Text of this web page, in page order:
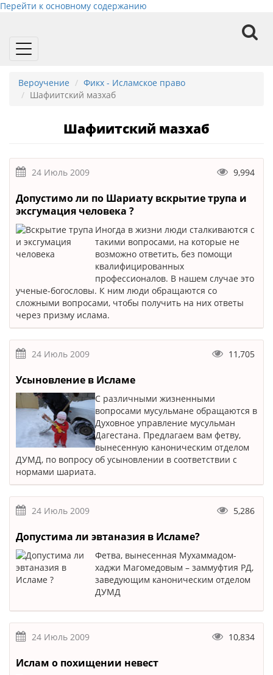
Перейти к основному содержанию
Toggle
Вероучение
Фикх - Исламское право
Шафиитский мазхаб
Шафиитский мазхаб
24 Июль 2009 9,994
Допустимо ли по Шариату вскрытие трупа и
эксгумация человека ?
Иногда в жизни люди сталкиваются с
такими вопросами, на которые не
возможно ответить, без помощи
квалифицированных
профессионалов. В нашем случае это
ученые-богословы. К ним люди обращаются со
сложными вопросами, чтобы получить на них ответы
через призму ислама.
24 Июль 2009 11,705
Усыновление в Исламе
С различными жизненными
вопросами мусульмане обращаются в
Духовное управление мусульман
Дагестана. Предлагаем вам фетву,
вынесенную каноническим отделом
ДУМД, по вопросу об усыновлении в соответствии с
нормами шариата.
24 Июль 2009 5,286
Допустима ли эвтаназия в Исламе?
Фетва, вынесенная Мухаммадом-
хаджи Магомедовым – заммуфтия РД,
заведующим каноническим отделом
ДУМД
24 Июль 2009 10,834
Ислам о похищении невест